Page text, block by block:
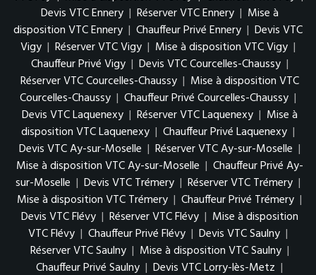
Devis VTC Ennery | Réserver VTC Ennery | Mise à
disposition VTC Ennery | Chauffeur Privé Ennery | Devis VTC
Vigy | Réserver VTC Vigy | Mise à disposition VTC Vigy |
Chauffeur Privé Vigy | Devis VTC Courcelles-Chaussy |
Réserver VTC Courcelles-Chaussy | Mise à disposition VTC
Courcelles-Chaussy | Chauffeur Privé Courcelles-Chaussy |
Devis VTC Laquenexy | Réserver VTC Laquenexy | Mise à
disposition VTC Laquenexy | Chauffeur Privé Laquenexy |
Devis VTC Ay-sur-Moselle | Réserver VTC Ay-sur-Moselle |
Mise à disposition VTC Ay-sur-Moselle | Chauffeur Privé Ay-
sur-Moselle | Devis VTC Trémery | Réserver VTC Trémery |
Mise à disposition VTC Trémery | Chauffeur Privé Trémery |
Devis VTC Flévy | Réserver VTC Flévy | Mise à disposition
VTC Flévy | Chauffeur Privé Flévy | Devis VTC Saulny |
Réserver VTC Saulny | Mise à disposition VTC Saulny |
Chauffeur Privé Saulny | Devis VTC Lorry-lès-Metz |